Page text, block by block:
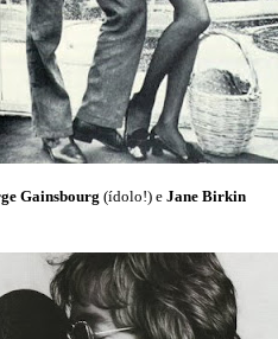
Gainsbourg (ídolo!) e Jane Birkin